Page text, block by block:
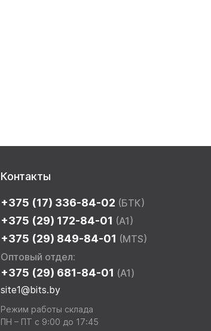
Контакты
+375 (17) 336-84-02 (БТК)
+375 (29) 172-84-01 (A1)
+375 (29) 849-84-01 (MTS)
Оптовый отдел:
+375 (29) 681-84-01 (A1)
site1@bits.by
Режим работы склада
ПН – ПТ с 9:00 до 17:45